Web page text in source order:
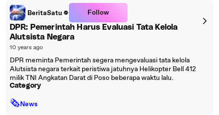
BeritaSatu Follow
DPR: Pemerintah Harus Evaluasi Tata Kelola
Alutsista Negara
10 years ago
DPR meminta Pemerintah segera mengevaluasi tata kelola
Alutsista negara terkait peristiwa jatuhnya Helikopter Bell 412
milik TNI Angkatan Darat di Poso beberapa waktu lalu.
Category
🗞News